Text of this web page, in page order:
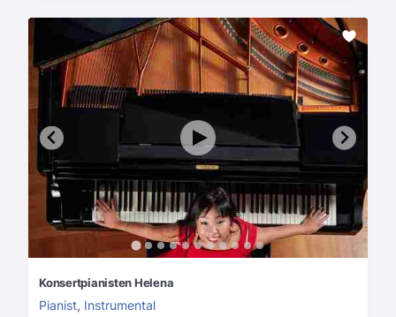
Konsertpianisten Helena
Pianist, Instrumental